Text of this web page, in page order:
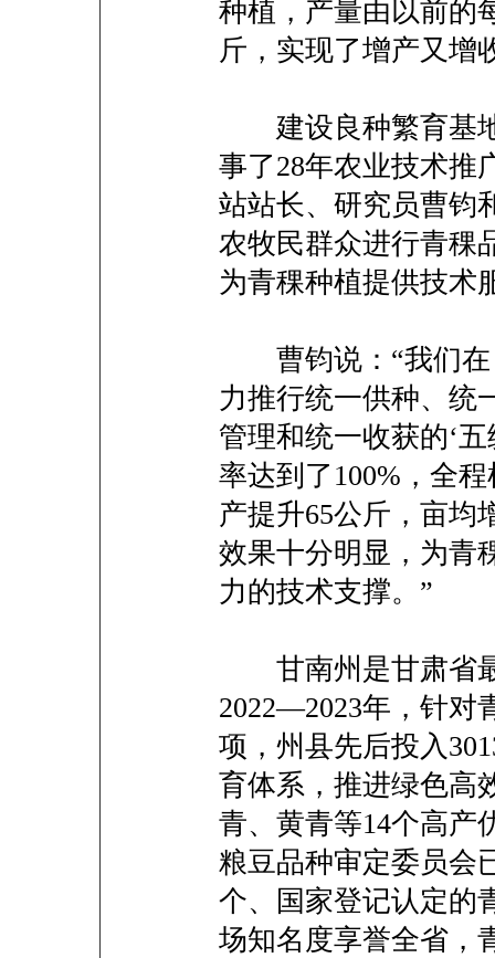
种植，产量由以前的
斤，实现了增产又增
建设良种繁育基
事了28年农业技术推
站站长、研究员曹钧
农牧民群众进行青稞
为青稞种植提供技术
曹钧说：“我们在
力推行统一供种、统
管理和统一收获的‘
率达到了100%，全
产提升65公斤，亩均
效果十分明显，为青
力的技术支撑。”
甘南州是甘肃省
2022—2023年，针对
项，州县先后投入
育体系，推进绿色高
青、黄青等14个高产
粮豆品种审定委员会
个、国家登记认定的
场知名度享誉全省，